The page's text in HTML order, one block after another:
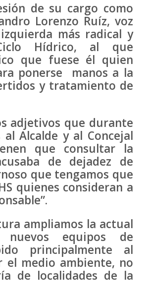
de su cargo como
Lorenzo Ruíz, voz
más radical y
Hídrico, al que
que fuese él quien
ponerse manos a la
y tratamiento de
adjetivos que durante
Alcalde y al Concejal
que consultar la
de dejadez de
que tengamos que
quienes consideran a
ampliamos la actual
nuevos equipos de
principalmente al
el medio ambiente, no
de localidades de la